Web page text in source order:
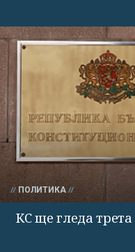
ПОЛИТИКА
КС ще гледа